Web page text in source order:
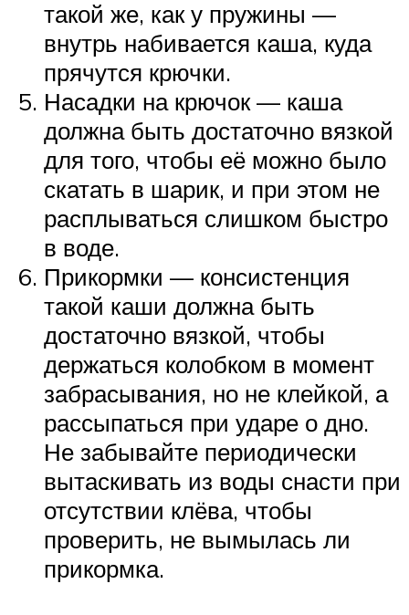
такой же, как у пружины —
внутрь набивается каша, куда
прячутся крючки.
Насадки на крючок — каша
должна быть достаточно вязкой
для того, чтобы её можно было
скатать в шарик, и при этом не
расплываться слишком быстро
в воде.
Прикормки — консистенция
такой каши должна быть
достаточно вязкой, чтобы
держаться колобком в момент
забрасывания, но не клейкой, а
рассыпаться при ударе о дно.
Не забывайте периодически
вытаскивать из воды снасти при
отсутствии клёва, чтобы
проверить, не вымылась ли
прикормка.